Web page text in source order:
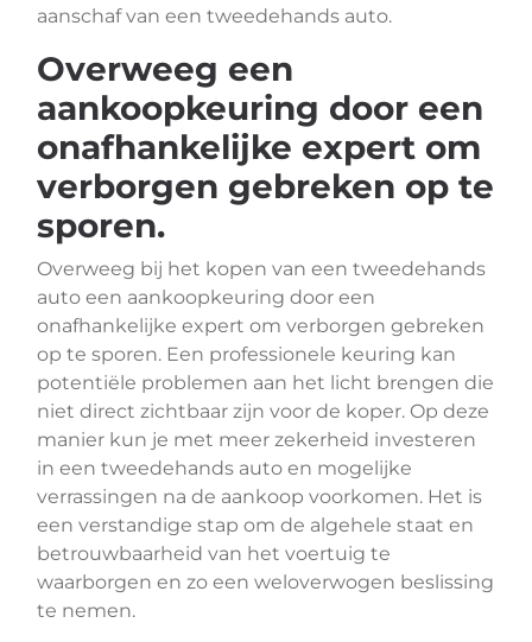
aanschaf van een tweedehands auto.
Overweeg een
aankoopkeuring door een
onafhankelijke expert om
verborgen gebreken op te
sporen.
Overweeg bij het kopen van een tweedehands
auto een aankoopkeuring door een
onafhankelijke expert om verborgen gebreken
op te sporen. Een professionele keuring kan
potentiële problemen aan het licht brengen die
niet direct zichtbaar zijn voor de koper. Op deze
manier kun je met meer zekerheid investeren
in een tweedehands auto en mogelijke
verrassingen na de aankoop voorkomen. Het is
een verstandige stap om de algehele staat en
betrouwbaarheid van het voertuig te
waarborgen en zo een weloverwogen beslissing
te nemen.